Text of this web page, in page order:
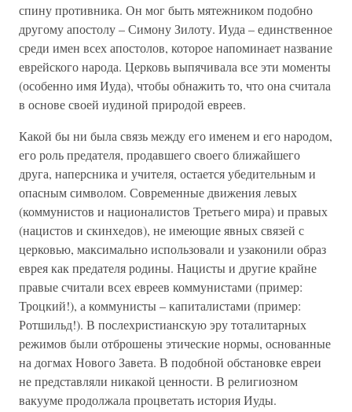
спину противника. Он мог быть мятежником подобно
другому апостолу – Симону Зилоту. Иуда – единственное
среди имен всех апостолов, которое напоминает название
еврейского народа. Церковь выпячивала все эти моменты
(особенно имя Иуда), чтобы обнажить то, что она считала
в основе своей иудиной природой евреев.
Какой бы ни была связь между его именем и его народом,
его роль предателя, продавшего своего ближайшего
друга, наперсника и учителя, остается убедительным и
опасным символом. Современные движения левых
(коммунистов и националистов Третьего мира) и правых
(нацистов и скинхедов), не имеющие явных связей с
церковью, максимально использовали и узаконили образ
еврея как предателя родины. Нацисты и другие крайне
правые считали всех евреев коммунистами (пример:
Троцкий!), а коммунисты – капиталистами (пример:
Ротшильд!). В послехристианскую эру тоталитарных
режимов были отброшены этические нормы, основанные
на догмах Нового Завета. В подобной обстановке евреи
не представляли никакой ценности. В религиозном
вакууме продолжала процветать история Иуды.